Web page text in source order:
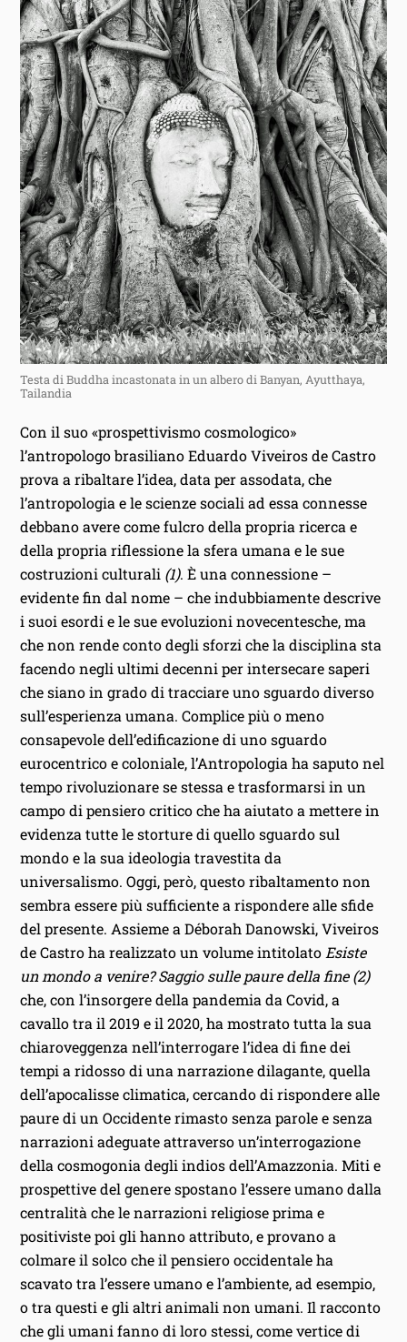
Testa di Buddha incastonata in un albero di Banyan, Ayutthaya,
Tailandia
Con il suo «prospettivismo cosmologico»
l’antropologo brasiliano Eduardo Viveiros de Castro
prova a ribaltare l’idea, data per assodata, che
l’antropologia e le scienze sociali ad essa connesse
debbano avere come fulcro della propria ricerca e
della propria riflessione la sfera umana e le sue
costruzioni culturali (1). È una connessione –
evidente fin dal nome – che indubbiamente descrive
i suoi esordi e le sue evoluzioni novecentesche, ma
che non rende conto degli sforzi che la disciplina sta
facendo negli ultimi decenni per intersecare saperi
che siano in grado di tracciare uno sguardo diverso
sull’esperienza umana. Complice più o meno
consapevole dell’edificazione di uno sguardo
eurocentrico e coloniale, l’Antropologia ha saputo nel
tempo rivoluzionare se stessa e trasformarsi in un
campo di pensiero critico che ha aiutato a mettere in
evidenza tutte le storture di quello sguardo sul
mondo e la sua ideologia travestita da
universalismo. Oggi, però, questo ribaltamento non
sembra essere più sufficiente a rispondere alle sfide
del presente. Assieme a Déborah Danowski, Viveiros
de Castro ha realizzato un volume intitolatoEsiste
un mondo a venire? Saggio sulle paure della fine (2)
che, con l’insorgere della pandemia da Covid, a
cavallo tra il 2019 e il 2020, ha mostrato tutta la sua
chiaroveggenza nell’interrogare l’idea di fine dei
tempi a ridosso di una narrazione dilagante, quella
dell’apocalisse climatica, cercando di rispondere alle
paure di un Occidente rimasto senza parole e senza
narrazioni adeguate attraverso un’interrogazione
della cosmogonia degli indios dell’Amazzonia. Miti e
prospettive del genere spostano l’essere umano dalla
centralità che le narrazioni religiose prima e
positiviste poi gli hanno attributo, e provano a
colmare il solco che il pensiero occidentale ha
scavato tra l’essere umano e l’ambiente, ad esempio,
o tra questi e gli altri animali non umani. Il racconto
che gli umani fanno di loro stessi, come vertice di